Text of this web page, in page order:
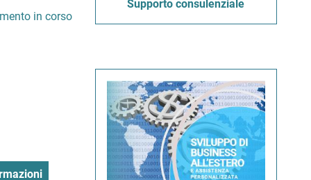
in corso
Supporto consulenziale